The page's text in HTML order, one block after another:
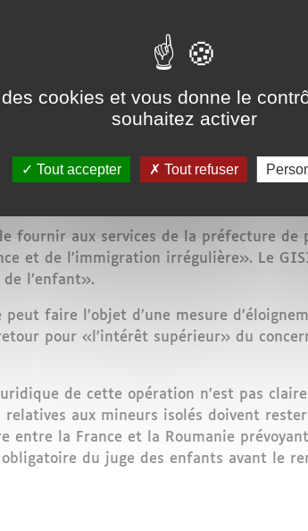
aux immigrés (GISI), une réunion
marocains isolés dans la capitale
équipe de quatre agents marocains
l’enfance.
les mineurs isolés marocains et de
de leur retour au Maroc». Dans un
cadre d’un dispositif global de
signé».
fournir aux services de la préfecture de
et de l’immigration irrégulière». Le
l’enfant».
faire l’objet d’une mesure
pour «l’intérêt supérieur» du
de cette opération n’est pas
relatives aux mineurs isolés doivent
entre la France et la Roumanie
du juge des enfants avant le
cookies et vous donne le
souhaitez activer
Tout accepter Tout refuser